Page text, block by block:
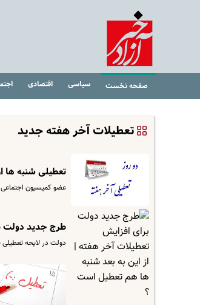
صفحه نخست سیاسی اقتصادی
تعطیلات آخر هفته جدید
تعطیلی شنبه ها
عضو کمیسیون
طرج جدید دولت
دولت در لایحه